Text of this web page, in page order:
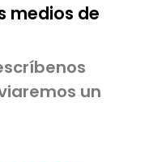
medios de
un